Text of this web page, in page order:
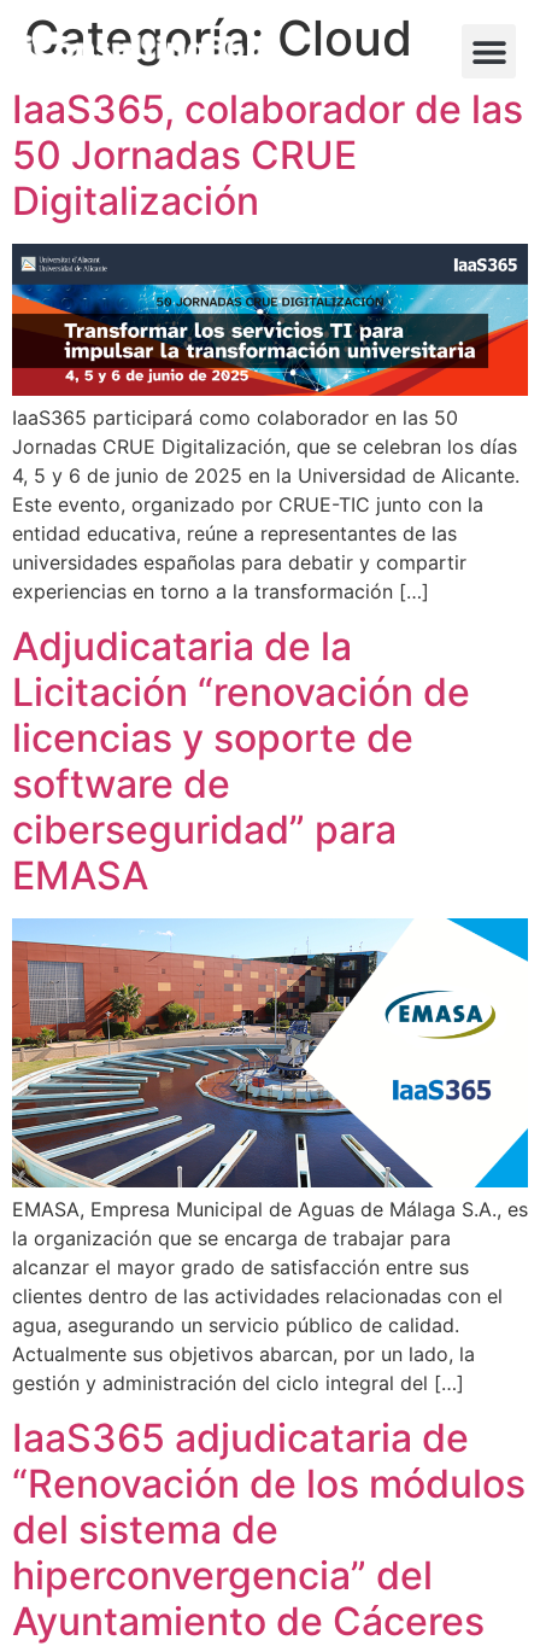
Categoría: Cloud
IaaS365, colaborador de las
50 Jornadas CRUE
Digitalización
IaaS365 participará como colaborador en las 50
Jornadas CRUE Digitalización, que se celebran los días
4, 5 y 6 de junio de 2025 en la Universidad de Alicante.
Este evento, organizado por CRUE-TIC junto con la
entidad educativa, reúne a representantes de las
universidades españolas para debatir y compartir
experiencias en torno a la transformación […]
Adjudicataria de la
Licitación “renovación de
licencias y soporte de
software de
ciberseguridad” para
EMASA
EMASA, Empresa Municipal de Aguas de Málaga S.A., es
la organización que se encarga de trabajar para
alcanzar el mayor grado de satisfacción entre sus
clientes dentro de las actividades relacionadas con el
agua, asegurando un servicio público de calidad.
Actualmente sus objetivos abarcan, por un lado, la
gestión y administración del ciclo integral del […]
IaaS365 adjudicataria de
“Renovación de los módulos
del sistema de
hiperconvergencia” del
Ayuntamiento de Cáceres